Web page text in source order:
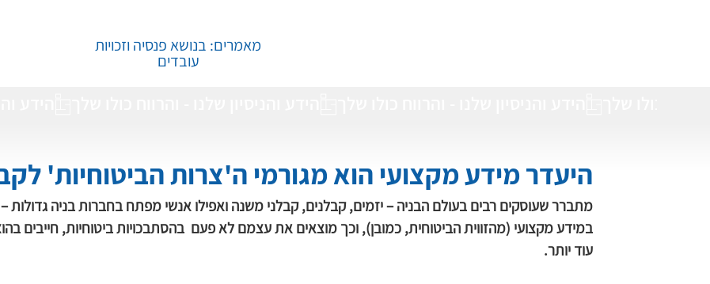
מאמרים: בנושא פנסיה וזכויות
עובדים
היעדר מידע מקצועי הוא מגורמי ה'צרות הביטוחיות'
מתברר שעוסקים רבים בעולם הבניה – יזמים, קבלנים, קבלני משנה ואפילו אנשי מפתח בחברות בניה גדולות
במידע מקצועי (מהזווית הביטוחית, כמובן), וכך מוצאים את עצמם לא פעם  בהסתבכויות ביטוחיות, חייבים
עוד יותר.